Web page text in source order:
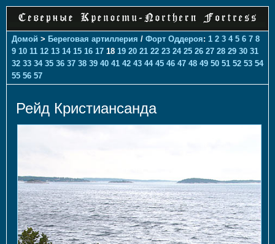
Домой > Береговая артиллерия / Форт Оддероя: 1 2 3 4 5 6 7 8
9 10 11 12 13 14 15 16 17 18 19 20 21 22 23 24 25 26 27 28 29 30 31
32 33 34 35 36 37 38 39 40 41 42 43 44 45 46 47 48 49 50 51 52 53 54
55 56 57
Рейд Кристиансанда